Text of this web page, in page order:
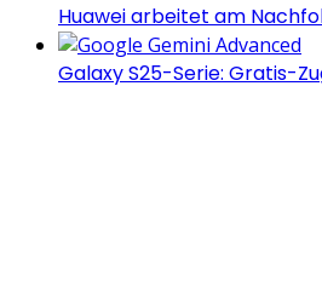
Huawei arbeitet am
Galaxy S25-Serie: Gratis-